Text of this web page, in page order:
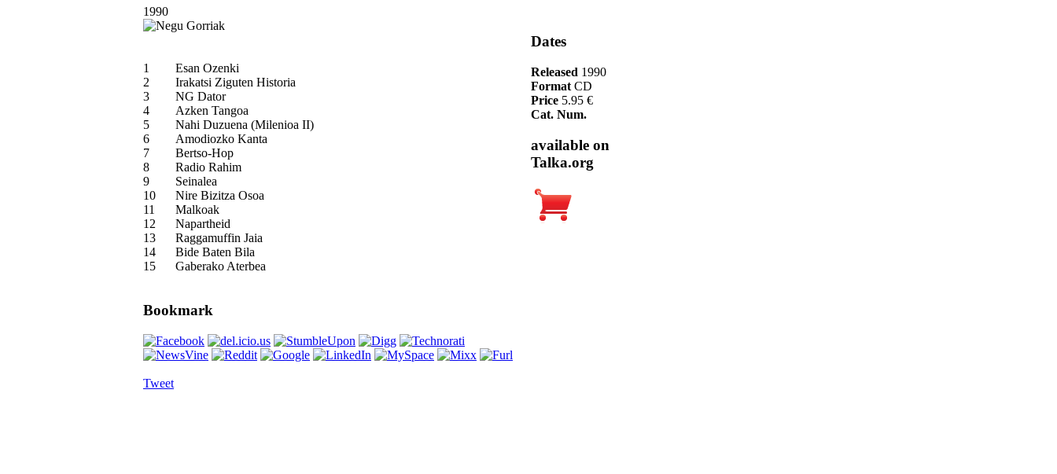
1990
1
Esan Ozenki
2
Irakatsi Ziguten Historia
3
NG Dator
4
Azken Tangoa
5
Nahi Duzuena (Milenioa II)
6
Amodiozko Kanta
7
Bertso-Hop
8
Radio Rahim
9
Seinalea
10
Nire Bizitza Osoa
11
Malkoak
12
Napartheid
13
Raggamuffin Jaia
14
Bide Baten Bila
15
Gaberako Aterbea
Bookmark
Tweet
Dates
Released 1990
Format CD
Price 5.95 €
Cat. Num.
available on
Talka.org